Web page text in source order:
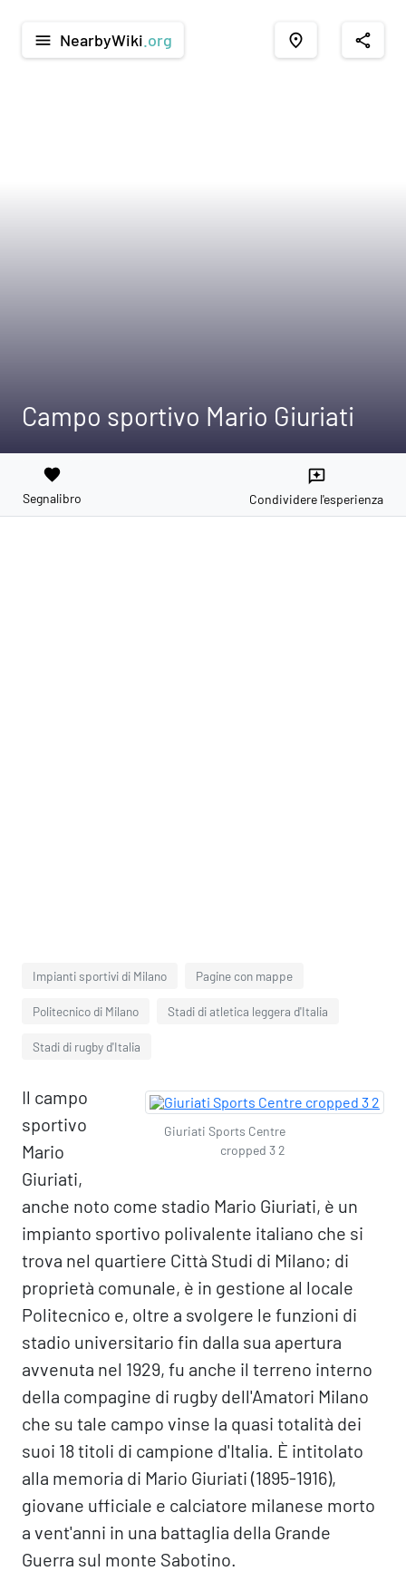
menu NearbyWiki .org place share
Campo sportivo Mario Giuriati
favorite
Segnalibro
reviews
Condividere l'esperienza
Impianti sportivi di Milano Pagine con mappe
Politecnico di Milano Stadi di atletica leggera d'Italia
Stadi di rugby d'Italia
Giuriati Sports Centre
cropped 3 2
Il campo
sportivo
Mario
Giuriati,
anche noto come stadio Mario Giuriati, è un
impianto sportivo polivalente italiano che si
trova nel quartiere Città Studi di Milano; di
proprietà comunale, è in gestione al locale
Politecnico e, oltre a svolgere le funzioni di
stadio universitario fin dalla sua apertura
avvenuta nel 1929, fu anche il terreno interno
della compagine di rugby dell'Amatori Milano
che su tale campo vinse la quasi totalità dei
suoi 18 titoli di campione d'Italia. È intitolato
alla memoria di Mario Giuriati (1895-1916),
giovane ufficiale e calciatore milanese morto
a vent'anni in una battaglia della Grande
Guerra sul monte Sabotino.